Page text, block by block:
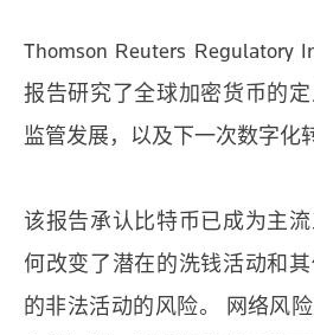
Thomson Reuters Regulatory
报告研究了全球加密货币的
监管发展，以及下一次数字化
该报告承认比特币已成为主
何改变了潜在的洗钱活动和
的非法活动的风险。 网络风